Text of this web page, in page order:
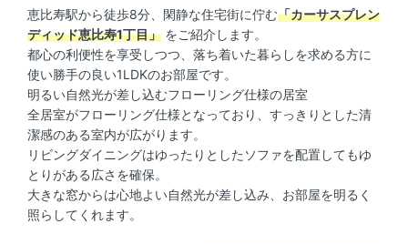
恵比寿駅から徒歩8分、閑静な住宅街に佇む「カーサスプレン
ディッド恵比寿1丁目」 をご紹介します。
都心の利便性を享受しつつ、落ち着いた暮らしを求める方に
使い勝手の良い1LDKのお部屋です。
明るい自然光が差し込むフローリング仕様の居室
全居室がフローリング仕様となっており、すっきりとした清
潔感のある室内が広がります。
リビングダイニングはゆったりとしたソファを配置してもゆ
とりがある広さを確保。
大きな窓からは心地よい自然光が差し込み、お部屋を明るく
照らしてくれます。